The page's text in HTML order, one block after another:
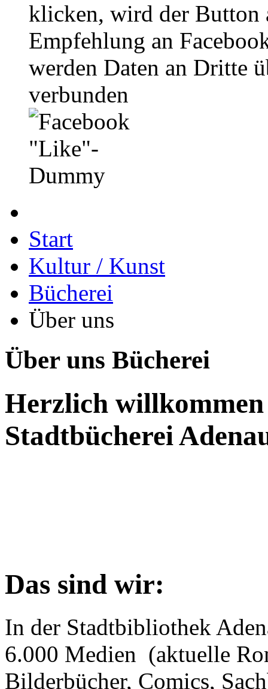
klicken, wird der Button
Empfehlung an
werden Daten an Dritte
verbunden
Start
Kultur / Kunst
Bücherei
Über uns
Über uns Bücherei
Herzlich willkommen
Stadtbücherei
Das sind wir:
In der Stadtbibliothek
6.000 Medien (aktuelle
Bilderbücher, Comics,